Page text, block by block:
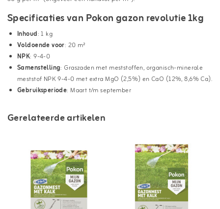
Specificaties van Pokon gazon revolutie 1kg
Inhoud: 1 kg
Voldoende voor: 20 m²
NPK: 9-4-0
Samenstelling: Graszaden met meststoffen, organisch-minerale
meststof NPK 9-4-0 met extra MgO (2,5%) en CaO (12%, 8,6% Ca).
Gebruiksperiode: Maart t/m september
Gerelateerde artikelen